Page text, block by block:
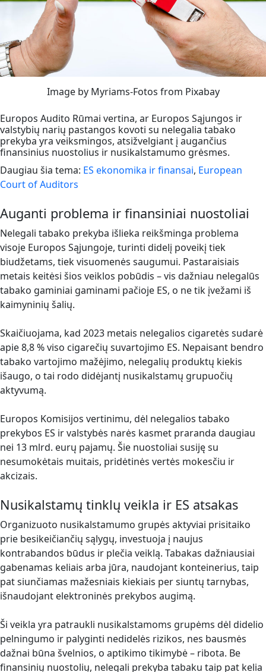
Image by Myriams-Fotos from Pixabay
Europos Audito Rūmai vertina, ar Europos Sąjungos ir
valstybių narių pastangos kovoti su nelegalia tabako
prekyba yra veiksmingos, atsižvelgiant į augančius
finansinius nuostolius ir nusikalstamumo grėsmes.
Daugiau šia tema: ES ekonomika ir finansai, European
Court of Auditors
Auganti problema ir finansiniai nuostoliai
Nelegali tabako prekyba išlieka reikšminga problema
visoje Europos Sąjungoje, turinti didelį poveikį tiek
biudžetams, tiek visuomenės saugumui. Pastaraisiais
metais keitėsi šios veiklos pobūdis – vis dažniau nelegalūs
tabako gaminiai gaminami pačioje ES, o ne tik įvežami iš
kaimyninių šalių.
Skaičiuojama, kad 2023 metais nelegalios cigaretės sudarė
apie 8,8 % viso cigarečių suvartojimo ES. Nepaisant bendro
tabako vartojimo mažėjimo, nelegalių produktų kiekis
išaugo, o tai rodo didėjantį nusikalstamų grupuočių
aktyvumą.
Europos Komisijos vertinimu, dėl nelegalios tabako
prekybos ES ir valstybės narės kasmet praranda daugiau
nei 13 mlrd. eurų pajamų. Šie nuostoliai susiję su
nesumokėtais muitais, pridėtinės vertės mokesčiu ir
akcizais.
Nusikalstamų tinklų veikla ir ES atsakas
Organizuoto nusikalstamumo grupės aktyviai prisitaiko
prie besikeičiančių sąlygų, investuoja į naujus
kontrabandos būdus ir plečia veiklą. Tabakas dažniausiai
gabenamas keliais arba jūra, naudojant konteinerius, taip
pat siunčiamas mažesniais kiekiais per siuntų tarnybas,
išnaudojant elektroninės prekybos augimą.
Ši veikla yra patraukli nusikalstamoms grupėms dėl didelio
pelningumo ir palyginti nedidelės rizikos, nes bausmės
dažnai būna švelnios, o aptikimo tikimybė – ribota. Be
finansinių nuostolių, nelegali prekyba tabaku taip pat kelia